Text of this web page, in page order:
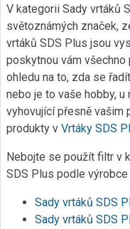
V kategorii Sady vrtáků
světoznámých značek,
vrtáků SDS Plus jsou
poskytnou vám
ohledu na to, zda se
nebo je to vaše hobby,
vyhovující přesně vašim
produkty v Vrtáky SDS
Nebojte se použít filtr v
SDS Plus podle výrobce
Sady vrtáků SDS
Sady vrtáků SDS